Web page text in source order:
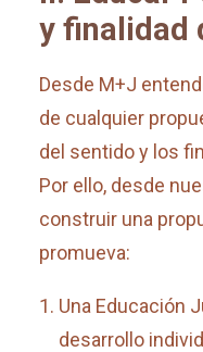
y finalidad
Desde M+J
de cualquier
del sentido y los
Por ello, desde
construir una
promueva:
Una Educación
desarrollo